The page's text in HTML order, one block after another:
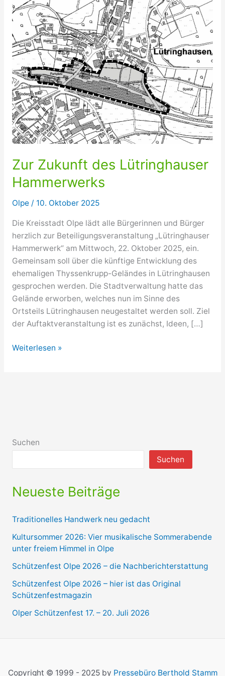
Zur Zukunft des Lütringhauser
Hammerwerks
Olpe/ 10. Oktober 2025
Die Kreisstadt Olpe lädt alle Bürgerinnen und Bürger
herzlich zur Beteiligungsveranstaltung „Lütringhauser
Hammerwerk“ am Mittwoch, 22. Oktober 2025, ein.
Gemeinsam soll über die künftige Entwicklung des
ehemaligen Thyssenkrupp-Geländes in Lütringhausen
gesprochen werden. Die Stadtverwaltung hatte das
Gelände erworben, welches nun im Sinne des
Ortsteils Lütringhausen neugestaltet werden soll. Ziel
der Auftaktveranstaltung ist es zunächst, Ideen, […]
Zur
Weiterlesen »
Suchen
Suchen
Neueste Beiträge
Traditionelles Handwerk neu gedacht
Kultursommer 2026: Vier musikalische Sommerabende
unter freiem Himmel in Olpe
Schützenfest Olpe 2026 – die Nachberichterstattung
Schützenfest Olpe 2026 – hier ist das Original
Schützenfestmagazin
Olper Schützenfest 17. – 20. Juli 2026
Copyright © 1999 - 2025 by Pressebüro Berthold Stamm